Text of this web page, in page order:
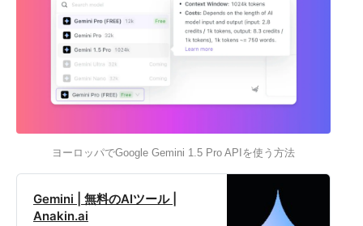
ヨーロッパでGoogle Gemini 1.5 Pro APIを使う方法
Gemini | 無料のAIツール |
Anakin.ai